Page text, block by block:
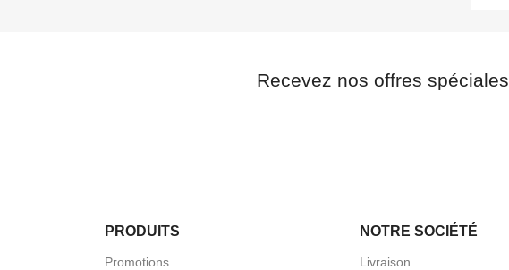
Recevez nos offres spéciales
PRODUITS
Promotions
NOTRE SOCIÉTÉ
Livraison